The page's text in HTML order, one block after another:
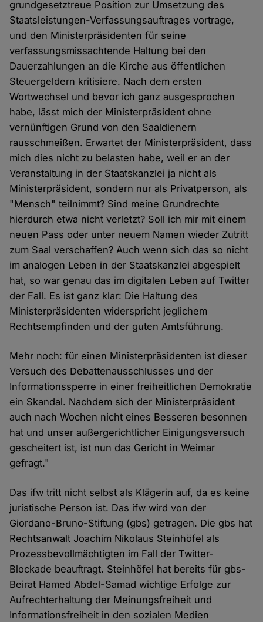
grundgesetztreue Position zur Umsetzung des
Staatsleistungen-Verfassungsauftrages vortrage,
und den Ministerpräsidenten für seine
verfassungsmissachtende Haltung bei den
Dauerzahlungen an die Kirche aus öffentlichen
Steuergeldern kritisiere. Nach dem ersten
Wortwechsel und bevor ich ganz ausgesprochen
habe, lässt mich der Ministerpräsident ohne
vernünftigen Grund von den Saaldienern
rausschmeißen. Erwartet der Ministerpräsident, dass
mich dies nicht zu belasten habe, weil er an der
Veranstaltung in der Staatskanzlei ja nicht als
Ministerpräsident, sondern nur als Privatperson, als
"Mensch" teilnimmt? Sind meine Grundrechte
hierdurch etwa nicht verletzt? Soll ich mir mit einem
neuen Pass oder unter neuem Namen wieder Zutritt
zum Saal verschaffen? Auch wenn sich das so nicht
im analogen Leben in der Staatskanzlei abgespielt
hat, so war genau das im digitalen Leben auf Twitter
der Fall. Es ist ganz klar: Die Haltung des
Ministerpräsidenten widerspricht jeglichem
Rechtsempfinden und der guten Amtsführung.
Mehr noch: für einen Ministerpräsidenten ist dieser
Versuch des Debattenausschlusses und der
Informationssperre in einer freiheitlichen Demokratie
ein Skandal. Nachdem sich der Ministerpräsident
auch nach Wochen nicht eines Besseren besonnen
hat und unser außergerichtlicher Einigungsversuch
gescheitert ist, ist nun das Gericht in Weimar
gefragt."
Das ifw tritt nicht selbst als Klägerin auf, da es keine
juristische Person ist. Das ifw wird von der
Giordano-Bruno-Stiftung (gbs) getragen. Die gbs hat
Rechtsanwalt Joachim Nikolaus Steinhöfel als
Prozessbevollmächtigten im Fall der Twitter-
Blockade beauftragt. Steinhöfel hat bereits für gbs-
Beirat Hamed Abdel-Samad wichtige Erfolge zur
Aufrechterhaltung der Meinungsfreiheit und
Informationsfreiheit in den sozialen Medien